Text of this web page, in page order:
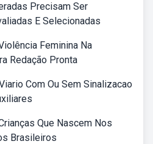
Precisam Ser
E Selecionadas
Feminina Na
Redação Pronta
Com Ou Sem Sinalizacao
Que Nascem Nos
Brasileiros